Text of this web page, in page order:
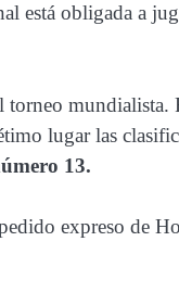
está obligada a
torneo mundialista.
lugar las
13.
expreso de